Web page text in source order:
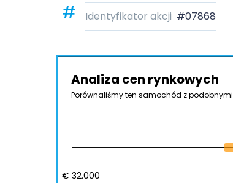
Identyfikator akcji #07868
Analiza cen rynkowych
Porównaliśmy ten samochód z podobnymi
€ 32.000